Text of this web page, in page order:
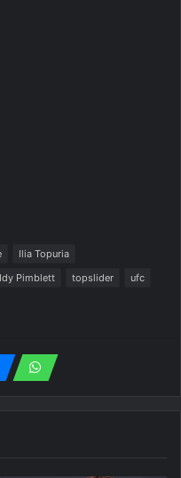
Ilia Topuria
Pimblett topslider
ufc